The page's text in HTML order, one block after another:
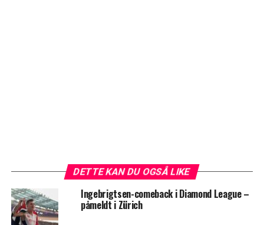
DETTE KAN DU OGSÅ LIKE
Ingebrigtsen-comeback i Diamond League –
påmeldt i Zürich